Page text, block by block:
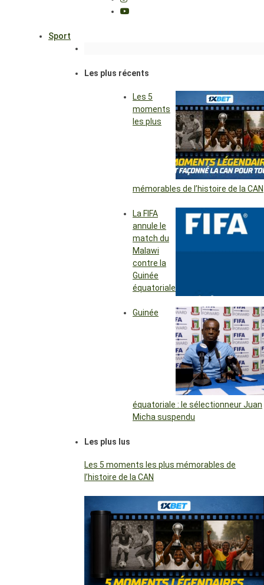
Sport
Les plus récents
Les 5
moments
les plus
mémorables de l’histoire de la CAN
La FIFA
annule le
match du
Malawi
contre la
Guinée
équatoriale
Guinée
équatoriale : le sélectionneur Juan
Micha suspendu
Les plus lus
Les 5 moments les plus mémorables de
l’histoire de la CAN